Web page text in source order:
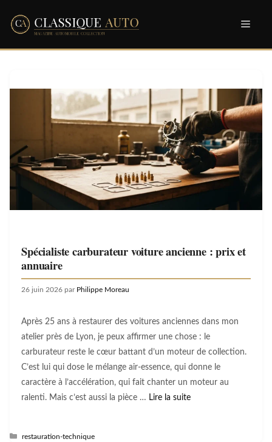
Spécialiste carburateur voiture ancienne : prix et
annuaire
26 juin 2026 par Philippe Moreau
Après 25 ans à restaurer des voitures anciennes dans mon
atelier près de Lyon, je peux affirmer une chose : le
carburateur reste le cœur battant d’un moteur de collection.
C’est lui qui dose le mélange air-essence, qui donne le
caractère à l’accélération, qui fait chanter un moteur au
ralenti. Mais c’est aussi la pièce … Lire la suite
Catégories
restauration-technique